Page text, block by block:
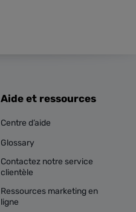
Aide et ressources
Centre d’aide
Glossary
Contactez notre service
clientèle
Ressources marketing en
ligne